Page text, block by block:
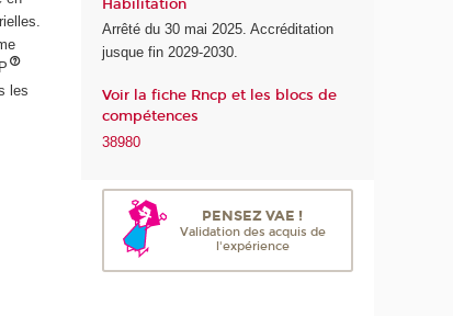
les
Habilitation
Arrêté du 30 mai 2025. Accréditation
jusque fin 2029-2030.
Voir la fiche Rncp et les blocs de
compétences
38980
PENSEZ VAE !
Validation des acquis de
l'expérience